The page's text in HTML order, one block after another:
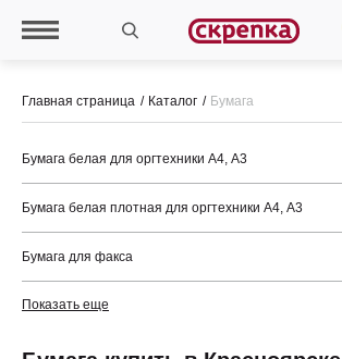
Главная страница Каталог Бумага
Бумага белая для оргтехники А4, А3
Бумага белая плотная для оргтехники А4, А3
Бумага для факса
Показать еще